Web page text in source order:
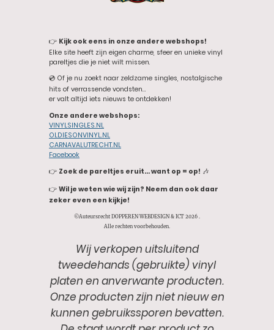
👉 Kijk ook eens in onze andere webshops!
Elke site heeft zijn eigen charme, sfeer en unieke vinyl
pareltjes die je niet wilt missen.
💿 Of je nu zoekt naar zeldzame singles, nostalgische
hits of verrassende vondsten…
er valt altijd iets nieuws te ontdekken!
Onze andere webshops:
VINYLSINGLES.NL
OLDIESONVINYL.NL
CARNAVALUTRECHT.NL
Facebook
👉 Zoek de pareltjes eruit… want op = op! 🎶
👉 Wil je weten wie wij zijn? Neem dan ook daar
zeker even een kijkje!
©Auteursrecht DOPPEREN WEBDESIGN & ICT 2026 .
Alle rechten voorbehouden.
Wij verkopen uitsluitend
tweedehands (gebruikte) vinyl
platen en anverwante producten.
Onze producten zijn niet nieuw en
kunnen gebruikssporen bevatten.